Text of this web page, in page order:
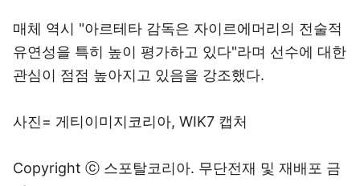
매체 역시 "아르테타 감독은 자이르에머리의 전술적
유연성을 특히 높이 평가하고 있다"라며 선수에 대한
관심이 점점 높아지고 있음을 강조했다.
사진= 게티이미지코리아, WIK7 캡처
Copyright ⓒ 스포탈코리아. 무단전재 및 재배포 금